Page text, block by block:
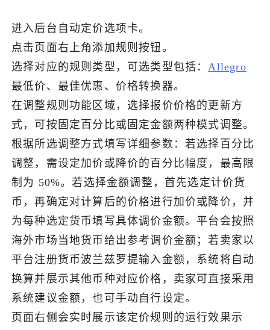
出海交流群
了解出海网
进入后台自动定价选项卡。
点击页面右上角添加规则按钮。
选择对应的规则类型，可选类型包括：Allegro
最低价、最佳优惠、价格转换器。
在调整规则功能区域，选择报价价格的更新方
式，可按固定百分比或固定金额两种模式调整。
根据所选调整方式填写详细参数：若选择百分比
调整，需设定加价或降价的百分比幅度，最高限
制为 50%。若选择金额调整，首先选定计价货
币，再确定对计算后的价格进行加价或降价，并
为每种选定货币填写具体调价金额。平台会按照
海外市场当地货币给出参考调价金额；若卖家以
平台注册货币波兰兹罗提输入金额，系统将自动
换算并展示其他币种对应价格，卖家可直接采用
系统建议金额，也可手动自行设定。
页面右侧会实时展示该定价规则的运行效果示